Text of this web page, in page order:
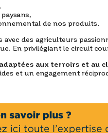
de nos produits.
des agriculteurs
En privilégiant le circuit
aux terroirs et au
et un engagement